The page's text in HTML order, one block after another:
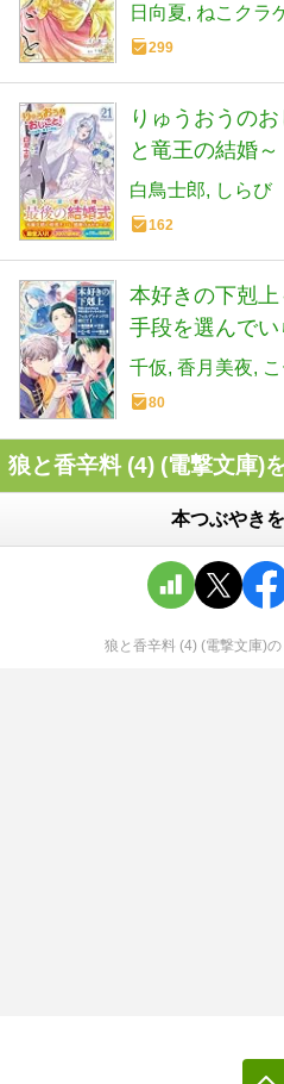
日向夏 ねこクラ
299
りゅうおうの
と竜王の結婚
白鳥士郎 しらび
162
本好きの下剋
手段を選んで
ディナンドの
千仮 香月美夜
80
狼と香辛料 (4) (電撃文庫)
本つぶやき
狼と香辛料 (4) (電撃文庫)の